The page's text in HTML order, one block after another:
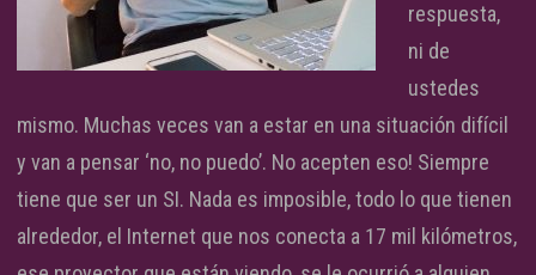
respuesta,
ni de
ustedes
mismo. Muchas veces van a estar en una situación difícil
y van a pensar ‘no, no puedo’. No acepten eso! Siempre
tiene que ser un SI. Nada es imposible, todo lo que tienen
alrededor, el Internet que nos conecta a 17 mil kilómetros,